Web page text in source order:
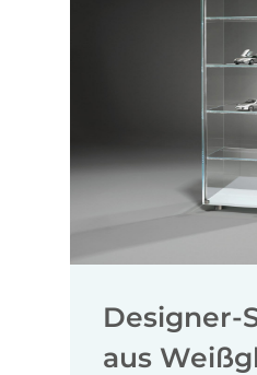
Designer-
aus